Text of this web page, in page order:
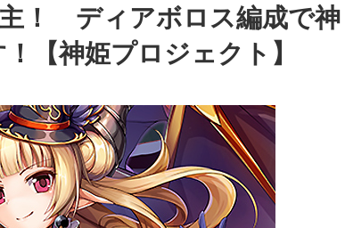
！ ディアボロス編成で神
【神姫プロジェクト】